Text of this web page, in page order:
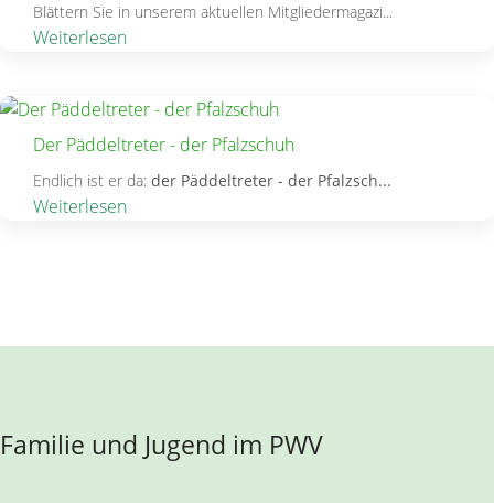
Blättern Sie in unserem aktuellen Mitgliedermagazi...
Weiterlesen
Der Päddeltreter - der Pfalzschuh
Endlich ist er da: der Päddeltreter - der Pfalzsch...
Weiterlesen
Familie und Jugend im PWV